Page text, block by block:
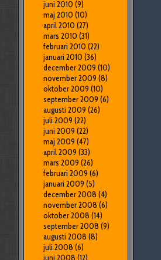
juni 2010 (9)
maj 2010 (10)
april 2010 (27)
mars 2010 (31)
februari 2010 (22)
januari 2010 (36)
december 2009 (10)
november 2009 (8)
oktober 2009 (10)
september 2009 (6)
augusti 2009 (26)
juli 2009 (22)
juni 2009 (22)
maj 2009 (47)
april 2009 (33)
mars 2009 (26)
februari 2009 (6)
januari 2009 (5)
december 2008 (4)
november 2008 (6)
oktober 2008 (14)
september 2008 (9)
augusti 2008 (8)
juli 2008 (6)
juni 2008 (12)